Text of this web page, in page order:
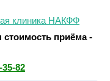
клиника НАКФФ
стоимость приёма -
35-82